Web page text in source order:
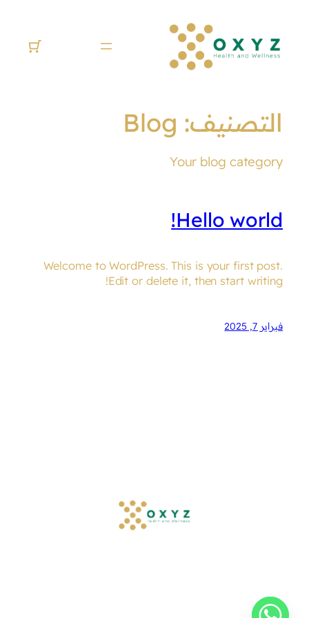
المحتوى
التصنيف: Blog
Your blog category
Hello world!
Welcome to WordPress. This is your first post.
Edit or delete it, then start writing!
فبراير 7, 2025